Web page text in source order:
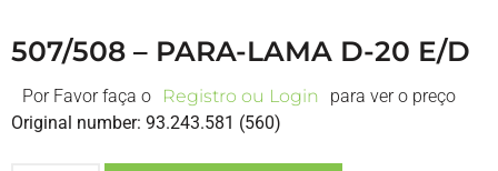
507/508 – PARA-LAMA D-20 E/D
Por Favor faça o Registro ou Login
para ver o preço
Original number: 93.243.581 (560)